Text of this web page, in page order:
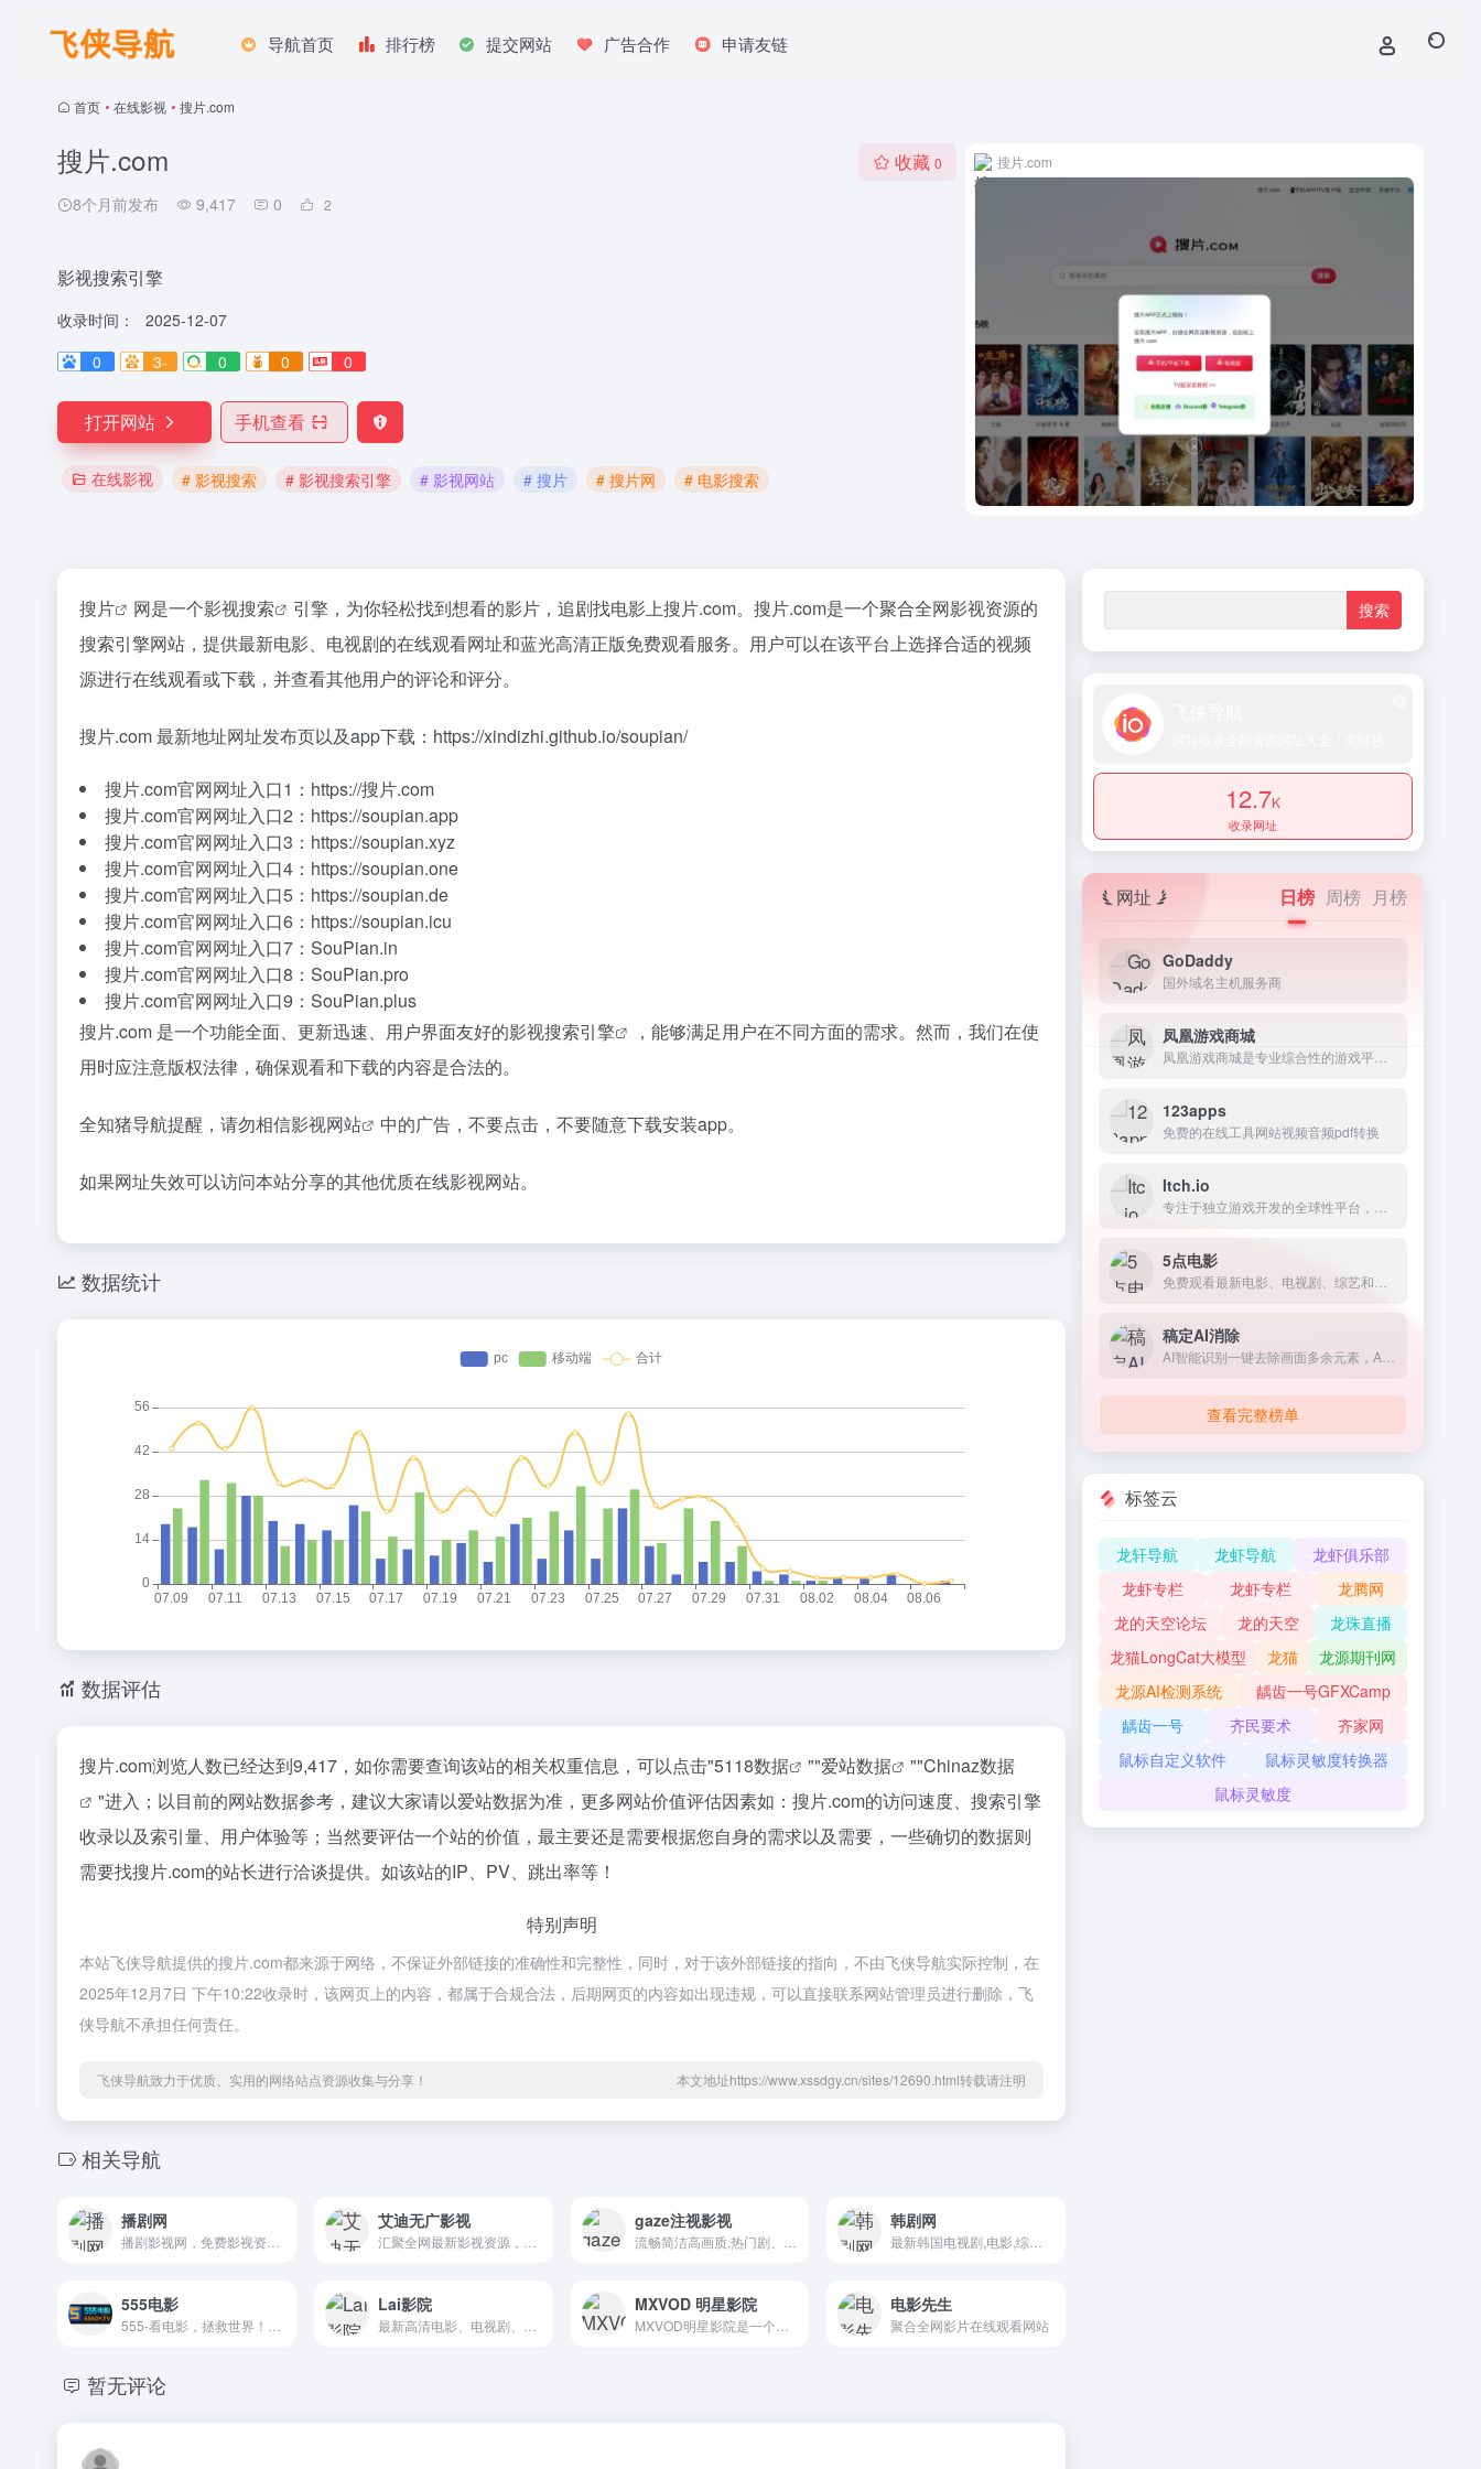
导航首页 排行榜 提交网站 广告合作 申请友链
首页 • 在线影视 • 搜片.com
搜片.com
8个月前发布 9,417 0 2
收藏 0
影视搜索引擎
收录时间：
2025-12-07
0
3- 0 0 0
打开网站 手机查看
在线影视 # 影视搜索 # 影视搜索引擎 # 影视网站 # 搜片 # 搜片网 # 电影搜索
搜片.com
搜片 网是一个影视搜索
引擎，为你轻松找到想看的影片，追剧找电影上搜片.com。搜片.com是一个聚合全网影视资源的
搜索引擎网站，提供最新电影、电视剧的在线观看网址和蓝光高清正版免费观看服务。用户可以在该平台上选择合适的视频
源进行在线观看或下载，并查看其他用户的评论和评分。
搜片.com 最新地址网址发布页以及app下载：https://xindizhi.github.io/soupian/
搜片.com官网网址入口1：https://搜片.com
搜片.com官网网址入口2：https://soupian.app
搜片.com官网网址入口3：https://soupian.xyz
搜片.com官网网址入口4：https://soupian.one
搜片.com官网网址入口5：https://soupian.de
搜片.com官网网址入口6：https://soupian.icu
搜片.com官网网址入口7：SouPian.in
搜片.com官网网址入口8：SouPian.pro
搜片.com官网网址入口9：SouPian.plus
搜片.com 是一个功能全面、更新迅速、用户界面友好的影视搜索引擎
，能够满足用户在不同方面的需求。然而，我们在使
用时应注意版权法律，确保观看和下载的内容是合法的。
全知猪导航提醒，请勿相信影视网站 中的广告，不要点击，不要随意下载安装app。
如果网址失效可以访问本站分享的其他优质在线影视网站。
数据统计
数据评估
搜片.com浏览人数已经达到9,417，如你需要查询该站的相关权重信息，可以点击"5118数据 ""爱站数据 ""Chinaz数据
"进入；以目前的网站数据参考，建议大家请以爱站数据为准，更多网站价值评估因素如：搜片.com的访问速度、搜索引擎
收录以及索引量、用户体验等；当然要评估一个站的价值，最主要还是需要根据您自身的需求以及需要，一些确切的数据则
需要找搜片.com的站长进行洽谈提供。如该站的IP、PV、跳出率等！
特别声明
本站飞侠导航提供的搜片.com都来源于网络，不保证外部链接的准确性和完整性，同时，对于该外部链接的指向，不由飞侠导航实际控制，在
2025年12月7日 下午10:22收录时，该网页上的内容，都属于合规合法，后期网页的内容如出现违规，可以直接联系网站管理员进行删除，飞
侠导航不承担任何责任。
飞侠导航致力于优质、实用的网络站点资源收集与分享！ 本文地址https://www.xssdgy.cn/sites/12690.html转载请注明
相关导航
播剧网 艾迪无广影视 gaze注视影视 韩剧网
555电影 Lai影院 MXVOD 明星影院 电影先生
聚合全网影片在线观看网站
暂无评论
12.7K
收录网址
网址 日榜 周榜 月榜
GoDaddy
国外域名主机服务商
凤凰游戏商城
123apps
免费的在线工具网站视频音频pdf转换
Itch.io
5点电影
稿定AI消除
查看完整榜单
标签云
龙轩导航 龙虾导航
龙虾俱乐部
龙虾专栏
龙虾专栏
龙腾网
龙的天空论坛
龙的天空
龙珠直播
龙猫LongCat大模型
龙猫
龙源期刊网
龙源AI检测系统
龋齿一号GFXCamp
龋齿一号
齐民要术
齐家网
鼠标自定义软件
鼠标灵敏度转换器
鼠标灵敏度